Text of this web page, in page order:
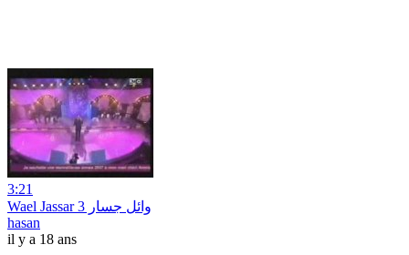
3:21
Wael Jassar وائل جسار 3
hasan
il y a 18 ans